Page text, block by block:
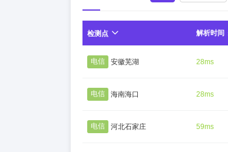
检测点 解析时间
电信 安徽芜湖 28ms
电信 海南海口 28ms
电信 河北石家庄 59ms